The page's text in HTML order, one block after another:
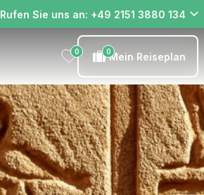
Rufen Sie uns an: +49 2151 3880 134
0 0Mein Reiseplan